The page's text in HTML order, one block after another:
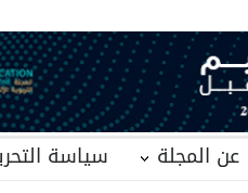
عن المجلة سياسة